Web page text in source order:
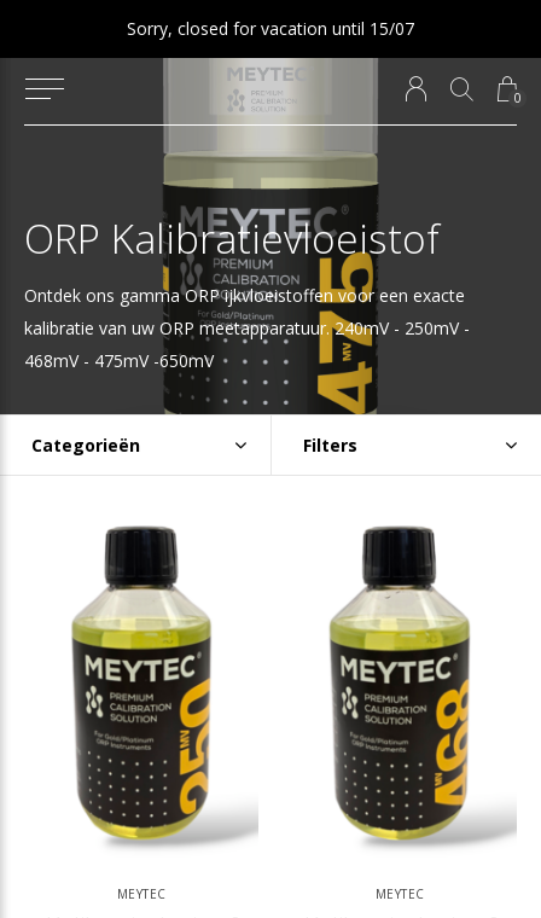
0
Sorry, closed for vacation until 15/07
ORP Kalibratievloeistof
Ontdek ons gamma ORP ijkvloeistoffen voor een exacte
kalibratie van uw ORP meetapparatuur. 240mV - 250mV -
468mV - 475mV -650mV
Categorieën Filters
MEYTEC MEYTEC